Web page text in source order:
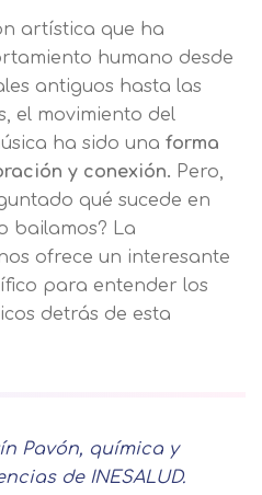
artística que ha
humano desde
antiguos hasta las
el movimiento del
ha sido una forma
y conexión. Pero,
qué sucede en
bailamos? La
ofrece un interesante
para entender los
detrás de esta
Pavón, química y
de INESALUD.